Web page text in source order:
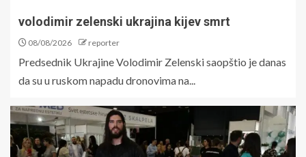
volodimir zelenski ukrajina kijev smrt
08/08/2026 reporter
Predsednik Ukrajine Volodimir Zelenski saopštio je danas
da su u ruskom napadu dronovima na...